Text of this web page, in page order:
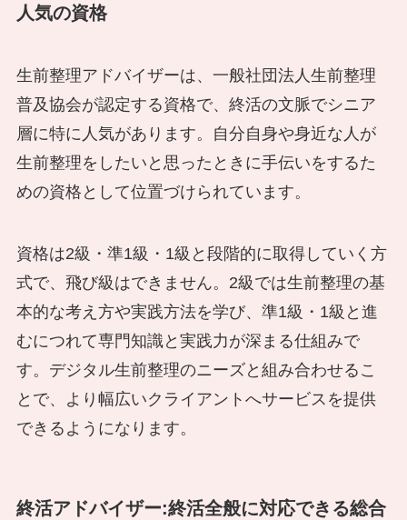
人気の資格
生前整理アドバイザーは、一般社団法人生前整理
普及協会が認定する資格で、終活の文脈でシニア
層に特に人気があります。自分自身や身近な人が
生前整理をしたいと思ったときに手伝いをするた
めの資格として位置づけられています。
資格は2級・準1級・1級と段階的に取得していく方
式で、飛び級はできません。2級では生前整理の基
本的な考え方や実践方法を学び、準1級・1級と進
むにつれて専門知識と実践力が深まる仕組みで
す。デジタル生前整理のニーズと組み合わせるこ
とで、より幅広いクライアントへサービスを提供
できるようになります。
終活アドバイザー:終活全般に対応できる総合